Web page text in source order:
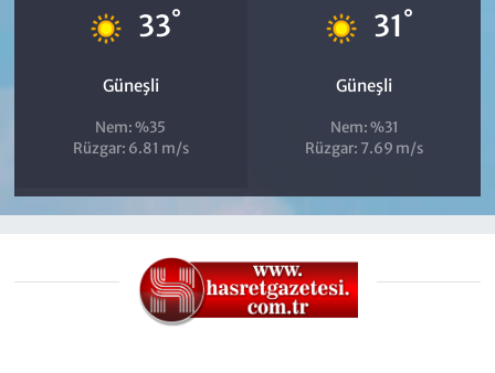
33°
Güneşli
Nem: %35
Rüzgar: 6.81 m/s
31°
Güneşli
Nem: %31
Rüzgar: 7.69 m/s